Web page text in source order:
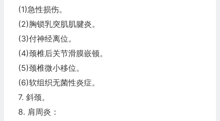
(1)急性损伤。
(2)胸锁乳突肌肌腱炎。
(3)付神经离位。
(4)颈椎后关节滑膜嵌顿。
(5)颈椎微小移位。
(6)软组织无菌性炎症。
7. 斜颈。
8. 肩周炎：